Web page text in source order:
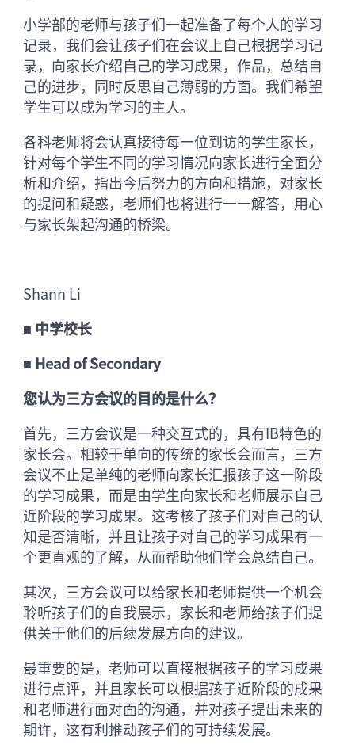
小学部的老师与孩子们一起准备了每个人的学习
记录，我们会让孩子们在会议上自己根据学习记
录，向家长介绍自己的学习成果，作品，总结自
己的进步，同时反思自己薄弱的方面。我们希望
学生可以成为学习的主人。
各科老师将会认真接待每一位到访的学生家长，
针对每个学生不同的学习情况向家长进行全面分
析和介绍，指出今后努力的方向和措施，对家长
的提问和疑惑，老师们也将进行一一解答，用心
与家长架起沟通的桥梁。
Shann Li
■ 中学校长
■ Head of Secondary
您认为三方会议的目的是什么？
首先，三方会议是一种交互式的，具有IB特色的
家长会。相较于单向的传统的家长会而言，三方
会议不止是单纯的老师向家长汇报孩子这一阶段
的学习成果，而是由学生向家长和老师展示自己
近阶段的学习成果。这考核了孩子们对自己的认
知是否清晰，并且让孩子对自己的学习成果有一
个更直观的了解，从而帮助他们学会总结自己。
其次，三方会议可以给家长和老师提供一个机会
聆听孩子们的自我展示，家长和老师给孩子们提
供关于他们的后续发展方向的建议。
最重要的是，老师可以直接根据孩子的学习成果
进行点评，并且家长可以根据孩子近阶段的成果
和老师进行面对面的沟通，并对孩子提出未来的
期许，这有利推动孩子们的可持续发展。